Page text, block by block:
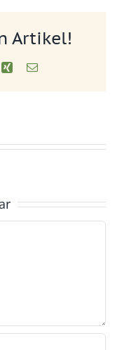
Artikel!
Xing E-